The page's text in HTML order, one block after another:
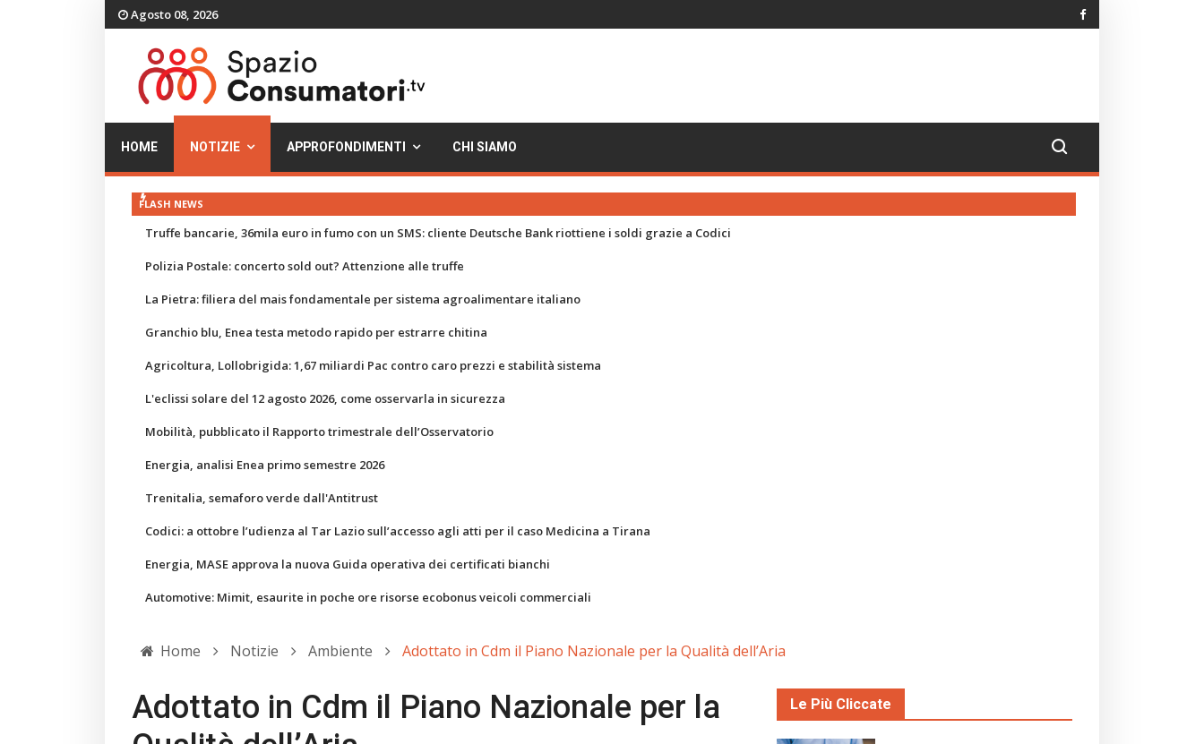
Agosto 08, 2026
HOME NOTIZIE APPROFONDIMENTI CHI SIAMO
FLASH NEWS
Truffe bancarie, 36mila euro in fumo con un SMS: cliente Deutsche Bank riottiene i soldi grazie a Codici
Polizia Postale: concerto sold out? Attenzione alle truffe
La Pietra: filiera del mais fondamentale per sistema agroalimentare italiano
Granchio blu, Enea testa metodo rapido per estrarre chitina
Agricoltura, Lollobrigida: 1,67 miliardi Pac contro caro prezzi e stabilità sistema
L'eclissi solare del 12 agosto 2026, come osservarla in sicurezza
Mobilità, pubblicato il Rapporto trimestrale dell’Osservatorio
Energia, analisi Enea primo semestre 2026
Trenitalia, semaforo verde dall'Antitrust
Codici: a ottobre l’udienza al Tar Lazio sull’accesso agli atti per il caso Medicina a Tirana
Energia, MASE approva la nuova Guida operativa dei certificati bianchi
Automotive: Mimit, esaurite in poche ore risorse ecobonus veicoli commerciali
Home Notizie Ambiente Adottato in Cdm il Piano Nazionale per la Qualità dell’Aria
Adottato in Cdm il Piano Nazionale per la
Le Più Cliccate